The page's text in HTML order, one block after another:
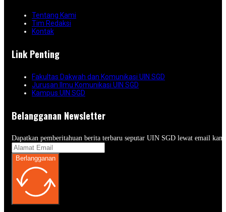
Tentang Kami
Tim Redaksi
Kontak
Link Penting
Fakultas Dakwah dan Komunikasi UIN SGD
Jurusan Ilmu Komunikasi UIN SGD
Kampus UIN SGD
Belangganan Newsletter
Dapatkan pemberitahuan berita terbaru seputar UIN SGD lewat email
Berlangganan